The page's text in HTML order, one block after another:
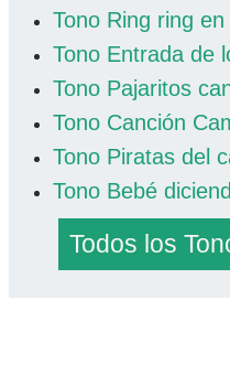
Tono Ring ring
Tono Entrada de
Tono Pajaritos
Tono Canción
Tono Piratas del
Tono Bebé
Todos los